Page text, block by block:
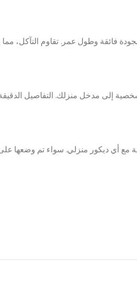
فائقة وطول عمر. تقاوم التآكل،
مدخل منزلك. التفاصيل الدقيقة
مع أي ديكور منزلي. سواء تم وضعها